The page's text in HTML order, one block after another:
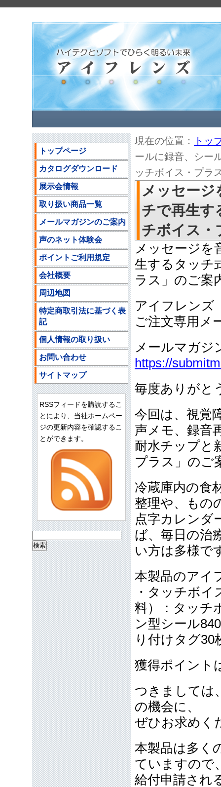
現在の位置：
トッ
ールに録音、シー
ッチボイス・プラ
メッセージ
チで再生す
チボイス・
メッセージを
生するタッチ
ラス」のご案
アイフレン
ご注文専用
メールマガジ
https://
毎度ありがと
今回は、視覚
声メモ、録音
耐水チップと
プラス」のご
冷蔵庫内の食
整理や、もの
点字カレンダ
ば、毎日の治
い方は多様で
本製品のアイ
・タッチボイ
料）：タッチ
ン型シール
り付けタグ30
獲得ポイント
つきましては
の機会に、
ぜひお求めく
本製品は多く
ていますので
給付申請され
トップページ
カタログダウンロード
展示会情報
取り扱い商品一覧
メールマガジンのご案内
声のネット体験会
ポイントご利用規定
会社概要
周辺地図
特定商取引法に基づく表
記
個人情報の取り扱い
お問い合わせ
サイトマップ
RSSフィードを購読するこ
とにより、当社ホームペー
ジの更新内容を確認するこ
とができます。
索: